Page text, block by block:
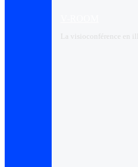
La visioconférence en